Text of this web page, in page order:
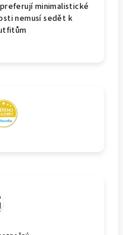
minimalistické
nemusí sedět k